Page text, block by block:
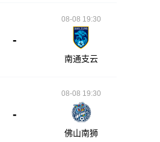
-
08-08 19:30
南通支云
-
08-08 19:30
佛山南狮